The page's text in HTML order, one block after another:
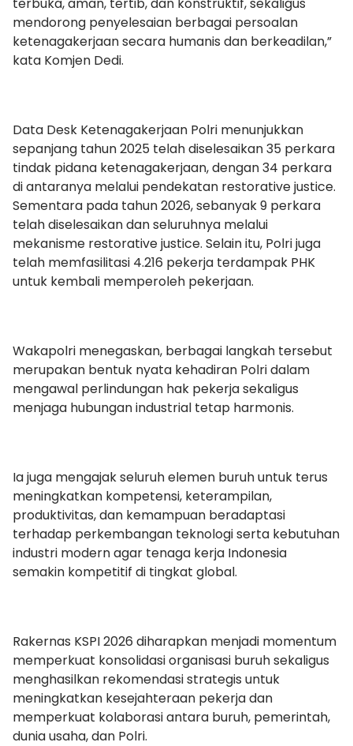
mendorong penyelesaian berbagai persoalan
ketenagakerjaan secara humanis dan berkeadilan,”
kata Komjen Dedi.
Data Desk Ketenagakerjaan Polri menunjukkan
sepanjang tahun 2025 telah diselesaikan 35 perkara
tindak pidana ketenagakerjaan, dengan 34 perkara
di antaranya melalui pendekatan restorative justice.
Sementara pada tahun 2026, sebanyak 9 perkara
telah diselesaikan dan seluruhnya melalui
mekanisme restorative justice. Selain itu, Polri juga
telah memfasilitasi 4.216 pekerja terdampak PHK
untuk kembali memperoleh pekerjaan.
Wakapolri menegaskan, berbagai langkah tersebut
merupakan bentuk nyata kehadiran Polri dalam
mengawal perlindungan hak pekerja sekaligus
menjaga hubungan industrial tetap harmonis.
Ia juga mengajak seluruh elemen buruh untuk terus
meningkatkan kompetensi, keterampilan,
produktivitas, dan kemampuan beradaptasi
terhadap perkembangan teknologi serta kebutuhan
industri modern agar tenaga kerja Indonesia
semakin kompetitif di tingkat global.
Rakernas KSPI 2026 diharapkan menjadi momentum
memperkuat konsolidasi organisasi buruh sekaligus
menghasilkan rekomendasi strategis untuk
meningkatkan kesejahteraan pekerja dan
memperkuat kolaborasi antara buruh, pemerintah,
dunia usaha, dan Polri.